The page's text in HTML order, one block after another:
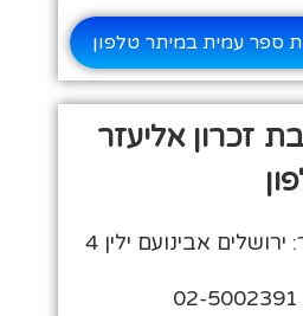
ספר עמית במיתר טלפון
זכרון אליעזר
אבינועם ילין 4